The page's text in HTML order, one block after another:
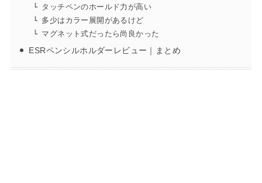
タッチペンのホールド力が高い
多少はカラー展開があるけど
マグネット式だったら尚良かった
ESRペンシルホルダーレビュー｜まとめ